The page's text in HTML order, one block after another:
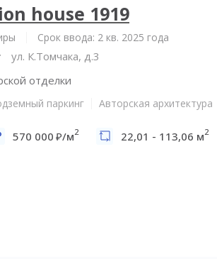
house 1919
Срок ввода: 2 кв. 2025 года
ул. К.Томчака, д.3
отделки
паркинг Авторская архитектура
570 000 /м2 22,01 - 113,06 м2